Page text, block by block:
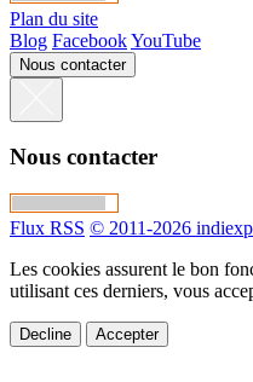
Plan du site
Blog FacebookYouTube
Nous contacter
Nous contacter
Flux RSS © 2011-2026
Les cookies assurent le bon
utilisant ces derniers, vous
Decline Accepter